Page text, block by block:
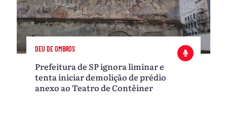
DEU DE OMBROS
Prefeitura de SP ignora liminar e
tenta iniciar demolição de prédio
anexo ao Teatro de Contêiner